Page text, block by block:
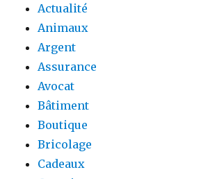
Actualité
Animaux
Argent
Assurance
Avocat
Bâtiment
Boutique
Bricolage
Cadeaux